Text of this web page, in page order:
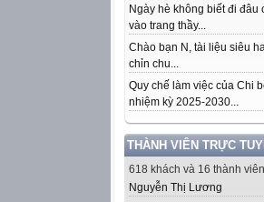
Ngày hè không biết đi đâu
vào trang thầy...
Chào bạn N, tài liệu siêu
chỉn chu...
Quy chế làm việc của Chi
nhiệm kỳ 2025-2030...
THÀNH VIÊN TRỰC
618 khách và 16 thành viên
Nguyễn Thị Lương